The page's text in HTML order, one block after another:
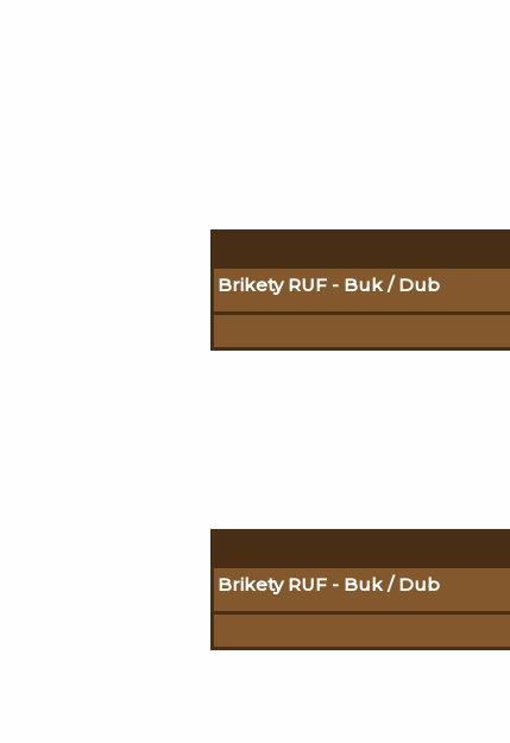
Brikety RUF - Buk / Dub
Brikety RUF - Buk / Dub